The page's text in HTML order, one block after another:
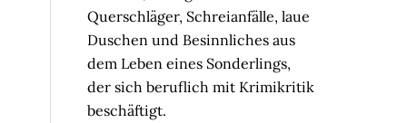
Querschläger, Schreianfälle, laue
Duschen und Besinnliches aus
dem Leben eines Sonderlings,
der sich beruflich mit Krimikritik
beschäftigt.